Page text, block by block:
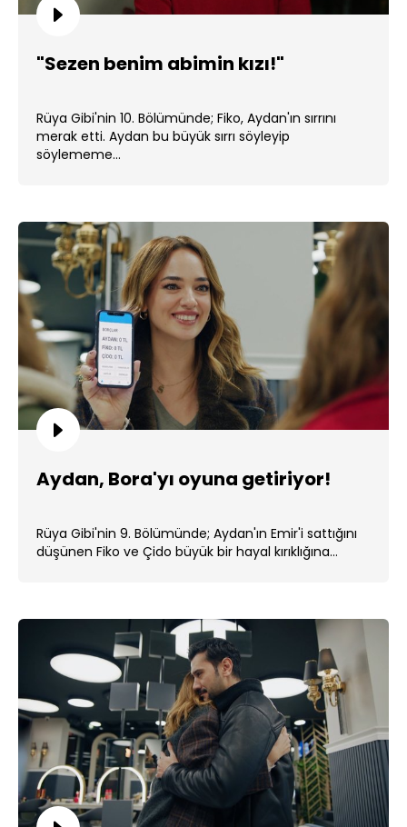
"Sezen benim abimin kızı!"
Rüya Gibi'nin 10. Bölümünde; Fiko, Aydan'ın sırrını
merak etti. Aydan bu büyük sırrı söyleyip
söylememe...
Aydan, Bora'yı oyuna getiriyor!
Rüya Gibi'nin 9. Bölümünde; Aydan'ın Emir'i sattığını
düşünen Fiko ve Çido büyük bir hayal kırıklığına...